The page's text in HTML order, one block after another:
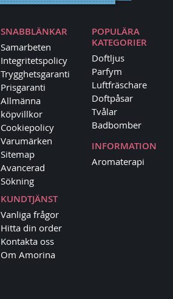
SNABBLÄNKAR
Samarbeten
Integritetspolicy
Trygghetsgaranti
Prisgaranti
Allmänna
köpvillkor
Cookiepolicy
Varumärken
Sitemap
Avancerad
Sökning
KUNDTJÄNST
Vanliga frågor
Hitta din order
Kontakta oss
Om Amorina
POPULÄRA
KATEGORIER
Doftljus
Parfym
Luftfräschare
Doftpåsar
Tvålar
Badbomber
INFORMATION
Aromaterapi